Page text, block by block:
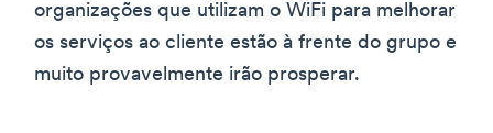
organizações que utilizam o WiFi para melhorar
os serviços ao cliente estão à frente do grupo e
muito provavelmente irão prosperar.